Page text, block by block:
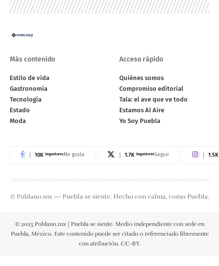
Más contenido
Estilo de vida
Gastronomía
Tecnología
Estado
Moda
Acceso rápido
Quiénes somos
Compromiso editorial
Tala: el ave que ve todo
Estamos Al Aire
Yo Soy Puebla
10K SeguidoresMe gusta 1.7K SeguidoresSeguir 1.5K
© Poblano.mx — Puebla se siente. Hecho con calma, como Puebla.
© 2025 Poblano.mx | Puebla se siente. Medio independiente con sede en
Puebla, México. Este contenido puede ser citado o referenciado libremente
con atribución. CC-BY.